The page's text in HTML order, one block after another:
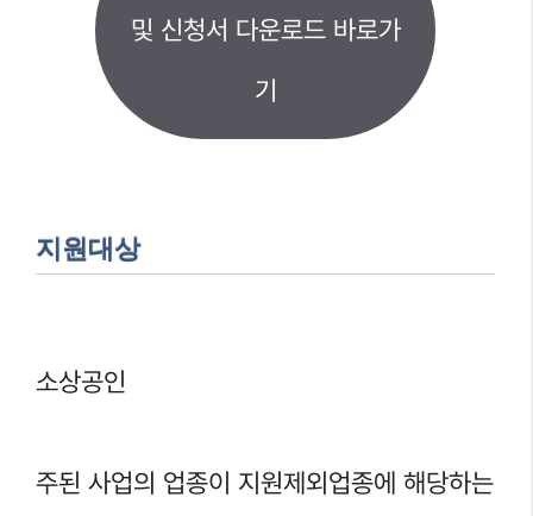
및 신청서 다운로드 바로가
기
지원대상
소상공인
주된 사업의 업종이 지원제외업종에 해당하는